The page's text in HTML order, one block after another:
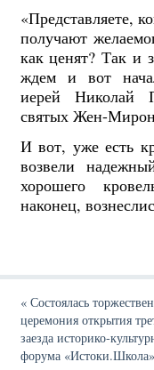
«Представляете,
получают
как ценят? Так и
ждем и вот
иерей Николай
святых Жен-
И вот, уже есть
возвели
хорошего
наконец,
«Состоялась
церемония открытия
заезда историко-
форума «Истоки.Школа»